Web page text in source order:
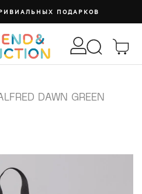
ПОДАРКОВ
DAWN GREEN